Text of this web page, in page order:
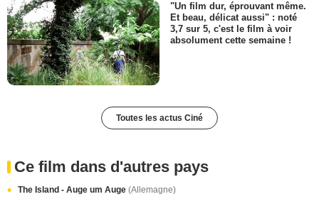
"Un film dur, éprouvant même.
Et beau, délicat aussi" : noté
3,7 sur 5, c'est le film à voir
absolument cette semaine !
Toutes les actus Ciné
Ce film dans d'autres pays
The Island - Auge um Auge (Allemagne)